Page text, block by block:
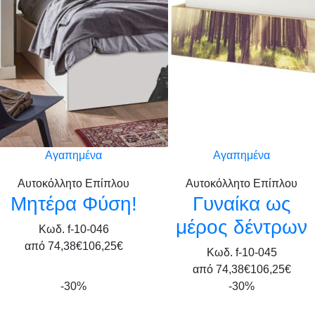
Αγαπημένα
Αυτοκόλλητο Επίπλου
Μητέρα Φύση!
Κωδ. f-10-046
από 74,38€106,25€
Αγαπημένα
Αυτοκόλλητο Επίπλου
Γυναίκα ως
μέρος δέντρων
Κωδ. f-10-045
από 74,38€106,25€
-30%
-30%